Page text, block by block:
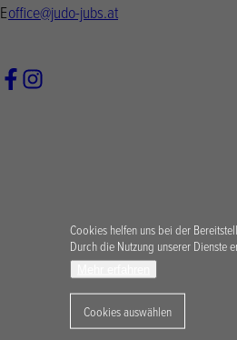
Eoffice@judo-jubs.at
Cookies helfen uns bei der
Durch die Nutzung unserer Dienste
Cookies auswählen